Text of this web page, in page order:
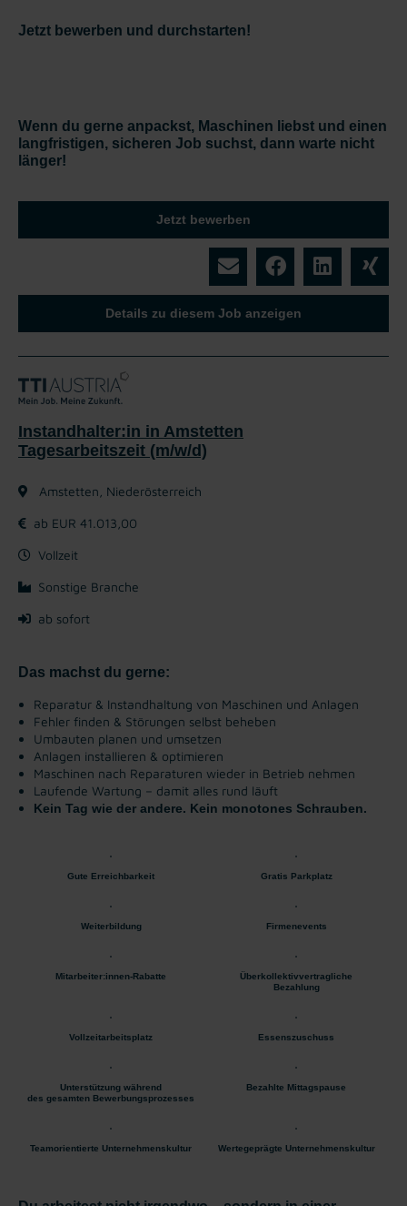
Jetzt bewerben und durchstarten!
Wenn du gerne anpackst, Maschinen liebst und einen
langfristigen, sicheren Job suchst, dann warte nicht
länger!
Jetzt bewerben
Details zu diesem Job anzeigen
Instandhalter:in in Amstetten
Tagesarbeitszeit (m/w/d)
Amstetten, Niederösterreich
ab EUR 41.013,00
Vollzeit
Sonstige Branche
ab sofort
Das machst du gerne:
Reparatur & Instandhaltung von Maschinen und Anlagen
Fehler finden & Störungen selbst beheben
Umbauten planen und umsetzen
Anlagen installieren & optimieren
Maschinen nach Reparaturen wieder in Betrieb nehmen
Laufende Wartung – damit alles rund läuft
Kein Tag wie der andere. Kein monotones Schrauben.
Gute Erreichbarkeit Gratis Parkplatz
Weiterbildung Firmenevents
Mitarbeiter:innen-Rabatte
Überkollektivvertragliche
Bezahlung
Vollzeitarbeitsplatz Essenszuschuss
Unterstützung während
des gesamten Bewerbungsprozesses
Bezahlte Mittagspause
Teamorientierte Unternehmenskultur Wertegeprägte Unternehmenskultur